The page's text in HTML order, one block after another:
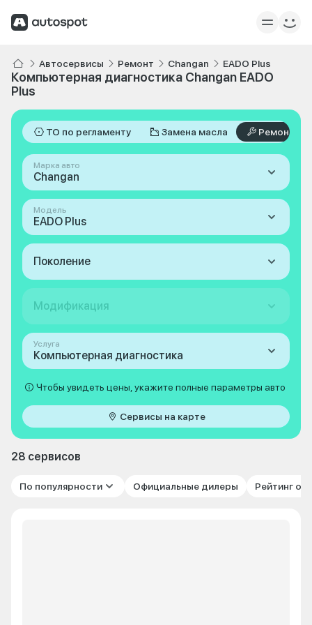
Автосервисы Ремонт Changan EADO Plus
Компьютерная диагностика Changan EADO
Plus
ТО по регламенту Замена масла Ремонт
Марка авто
Changan
Модель
EADO Plus
Поколение
Модификация
Услуга
Компьютерная диагностика
Чтобы увидеть цены, укажите полные параметры авто
Сервисы на карте
28 сервисов
По популярности Официальные дилеры Рейтинг